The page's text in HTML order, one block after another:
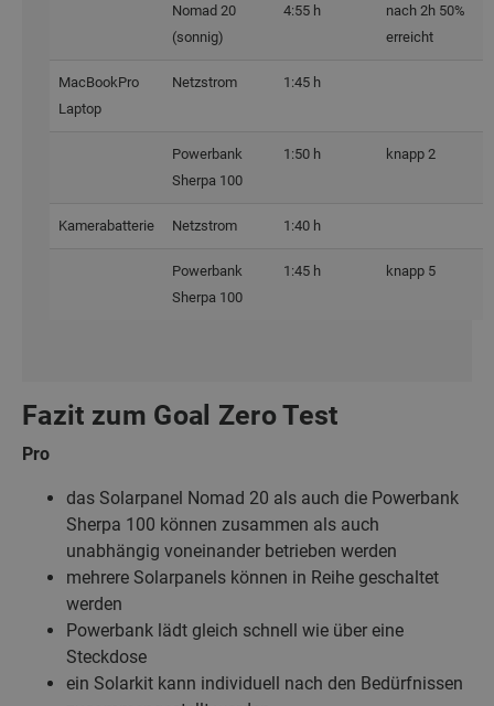
Nomad 20
(sonnig)
4:55 h
nach 2h 50%
erreicht
MacBookPro
Laptop
Netzstrom 1:45 h
Powerbank
Sherpa 100
1:50 h knapp 2
Kamerabatterie Netzstrom 1:40 h
Powerbank
Sherpa 100
1:45 h knapp 5
Fazit zum Goal Zero Test
Pro
das Solarpanel Nomad 20 als auch die Powerbank
Sherpa 100 können zusammen als auch
unabhängig voneinander betrieben werden
mehrere Solarpanels können in Reihe geschaltet
werden
Powerbank lädt gleich schnell wie über eine
Steckdose
ein Solarkit kann individuell nach den Bedürfnissen